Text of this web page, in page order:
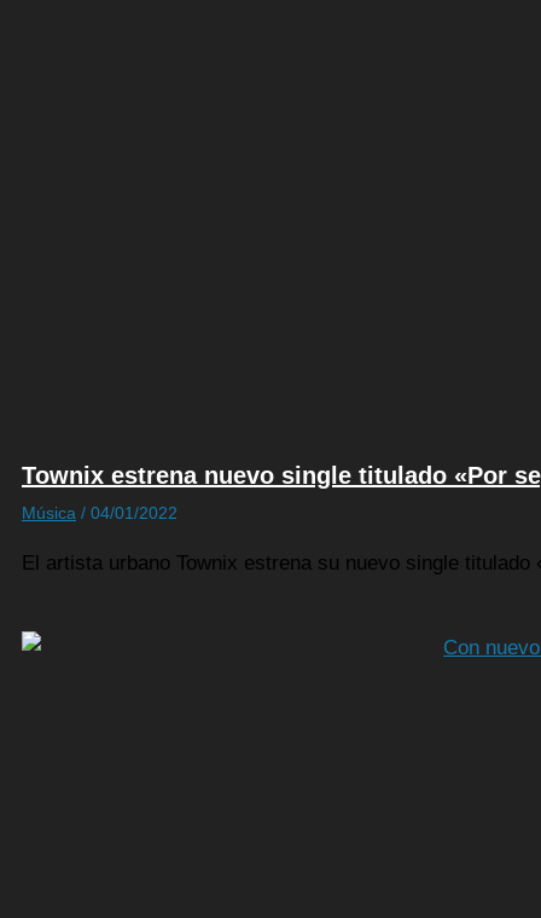
Townix estrena nuevo single titulado «Por
Música / 04/01/2022
El artista urbano Townix estrena su nuevo single